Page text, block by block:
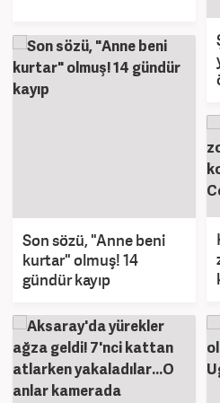
Son sözü, "Anne beni
kurtar" olmuş! 14
gündür kayıp